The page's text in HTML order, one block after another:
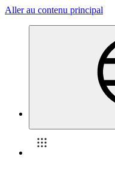
Aller au contenu principal